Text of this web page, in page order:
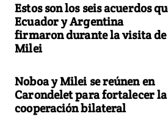
Estos son los seis acuerdos
Ecuador y Argentina
firmaron durante la visita de
Milei
Noboa y Milei se reúnen en
Carondelet para fortalecer la
cooperación bilateral